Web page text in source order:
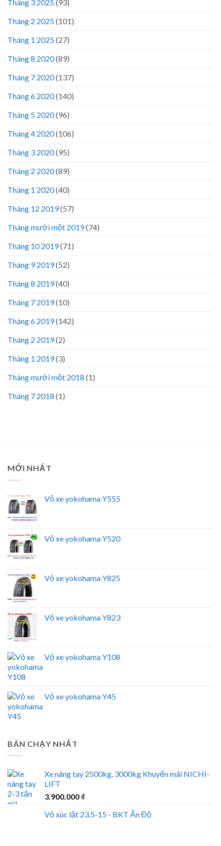
Tháng 3 2025(93)
Tháng 2 2025(101)
Tháng 1 2025(27)
Tháng 8 2020(89)
Tháng 7 2020(137)
Tháng 6 2020(140)
Tháng 5 2020(96)
Tháng 4 2020(106)
Tháng 3 2020(95)
Tháng 2 2020(89)
Tháng 1 2020(40)
Tháng 12 2019(57)
Tháng mười một 2019(74)
Tháng 10 2019(71)
Tháng 9 2019(52)
Tháng 8 2019(40)
Tháng 7 2019(10)
Tháng 6 2019(142)
Tháng 2 2019(2)
Tháng 1 2019(3)
Tháng mười một 2018 (1)
Tháng 7 2018 (1)
MỚI NHẤT
Vỏ xe yokohama Y555
Vỏ xe yokohama Y520
Vỏ xe yokohama Y825
Vỏ xe yokohama Y823
Vỏ xe yokohama Y108
Vỏ xe yokohama Y45
BÁN CHẠY NHẤT
Xe nâng tay 2500kg, 3000kg Khuyến mãi NICHI-
LIFT
3.900.000 ₫
Vỏ xúc lật 23.5-15 - BKT Ấn Độ